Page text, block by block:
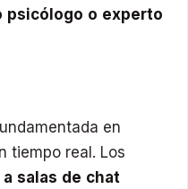
psicólogo o experto
en
tiempo real. Los
salas de chat